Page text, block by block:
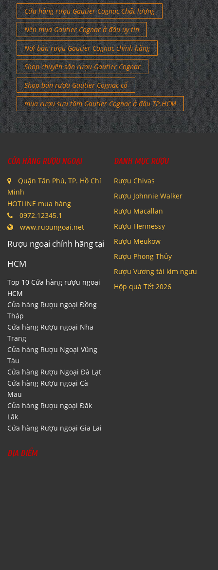
Cửa hàng rượu Gautier Cognac Chất lượng
Nên mua Gautier Cognac ở đâu uy tín
Nơi bán rượu Gautier Cognac chính hãng
Shop chuyên săn rượu Gautier Cognac
Shop bán rượu Gautier Cognac cổ
mua rượu sưu tầm Gautier Cognac ở đâu TP.HCM
CỬA HÀNG RƯỢU NGOẠI
Quận Tân Phú, TP. Hồ Chí
Minh
HOTLINE mua hàng
0972.12345.1
www.ruoungoai.net
Rượu ngoại chính hãng tại
HCM
Top 10 Cửa hàng rượu ngoại
HCM
Cửa hàng Rượu ngoại Đồng
Tháp
Cửa hàng Rượu ngoại Nha
Trang
Cửa hàng Rượu Ngoại Vũng
Tàu
Cửa hàng Rượu Ngoại Đà Lạt
Cửa hàng Rượu ngoại Cà
Mau
Cửa hàng Rượu ngoại Đăk
Lăk
Cửa hàng Rượu ngoại Gia Lai
DANH MỤC RƯỢU
Rượu Chivas
Rượu Johnnie Walker
Rượu Macallan
Rượu Hennessy
Rượu Meukow
Rượu Phong Thủy
Rượu Vương tài kim ngưu
Hộp quà Tết 2026
ĐỊA ĐIỂM